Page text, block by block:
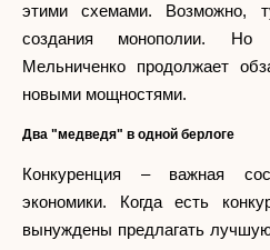
этими схемами. Возможно,
создания монополии. Но
Мельниченко продолжает
новыми мощностями.
Два "медведя" в одной берлоге
Конкуренция – важная
экономики. Когда есть
вынуждены предлагать